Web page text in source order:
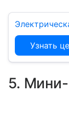
Узнать
5.